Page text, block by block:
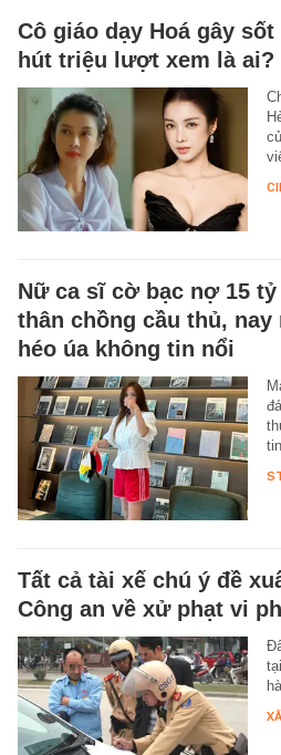
Cô giáo dạy Hoá gây
hút triệu lượt xem là ai?
Nữ ca sĩ cờ bạc nợ 15
thân chồng cầu thủ, nay
héo úa không tin nổi
Tất cả tài xế chú ý đề
Công an về xử phạt vi